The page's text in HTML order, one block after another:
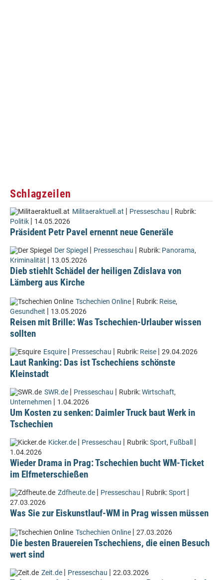
Schlagzeilen
Militaeraktuell.at | Presseschau | Rubrik:
Politik | 14.05.2026
Präsident Petr Pavel ernennt neue Generäle
Der Spiegel | Presseschau | Rubrik: Panorama,
Kriminalität | 13.05.2026
Dieb stiehlt Schädel der heiligen Zdislava von
Lämberg aus Kirche
Tschechien Online | Rubrik: Reise,
Gesundheit | 13.05.2026
Reisen mit Brille: Was Tschechien-Urlauber wissen
sollten
Esquire | Presseschau | Rubrik: Reise | 29.04.2026
Laut Ranking: Das ist Tschechiens schönste
Kleinstadt
SWR.de | Presseschau | Rubrik:Wirtschaft,
Unternehmen | 1.04.2026
Um Kosten zu senken: Daimler Truck baut Werk in
Tschechien
Kicker.de | Presseschau | Rubrik:Sport, Fußball |
1.04.2026
Wieder Drama in Prag: Tschechien bucht WM-Ticket
im Elfmeterschießen
Zdfheute.de | Presseschau | Rubrik:Sport |
27.03.2026
Was Sie zur Eiskunstlauf-WM in Prag wissen müssen
Tschechien Online | 27.03.2026
Die besten Brauereien Tschechiens, die einen Besuch
wert sind
Zeit.de | Presseschau | 22.03.2026